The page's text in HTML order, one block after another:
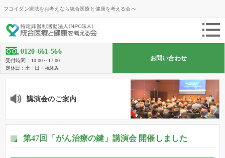
フコイダン療法をお考えなら統合医療と健康を考える会へ
0120-661-566
受付時間：10:00～17:00
定休日：土・日・祝休み
お問い合わせ
講演会のご案内
第47回「がん治療の鍵」講演会 開催しました